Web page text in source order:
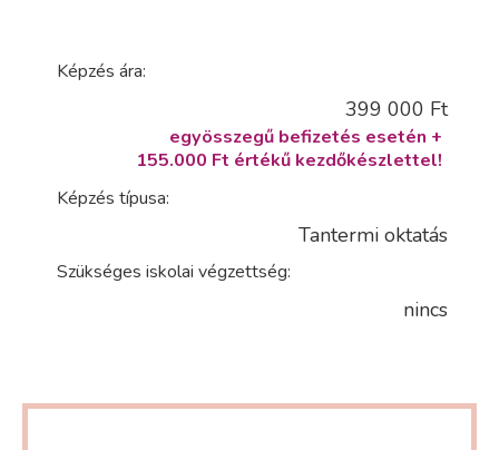
Képzés ára:
399 000 Ft
egyösszegű befizetés esetén +
155.000 Ft értékű kezdőkészlettel!
Képzés típusa:
Tantermi oktatás
Szükséges iskolai végzettség:
nincs